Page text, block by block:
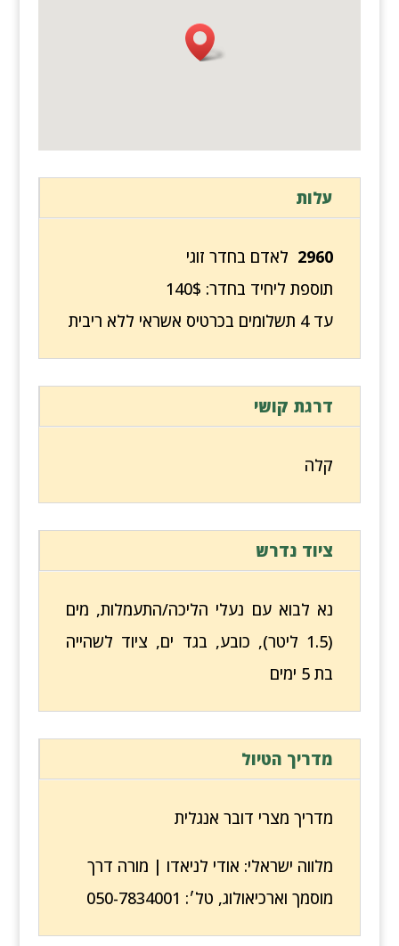
עלות
2960 לאדם בחדר זוגי
תוספת ליחיד בחדר: 140$
עד 4 תשלומים בכרטיס אשראי ללא ריבית
דרגת קושי
קלה
ציוד נדרש
נא לבוא עם נעלי הליכה/התעמלות, מים
(1.5 ליטר), כובע, בגד ים, ציוד לשהייה
בת 5 ימים
מדריך הטיול
מדריך מצרי דובר אנגלית
מלווה ישראלי: אודי לניאדו | מורה דרך
מוסמך וארכיאולוג, טל׳: 050-7834001